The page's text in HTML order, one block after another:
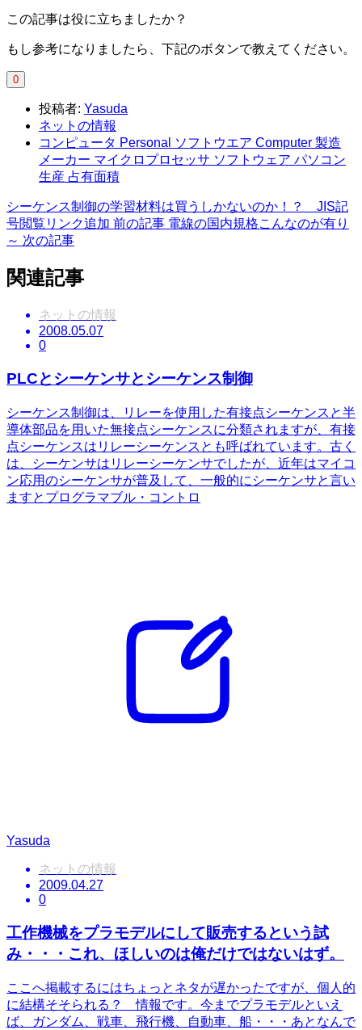
この記事は役に立ちましたか？
もし参考になりましたら、下記のボタンで教えてください。
0
投稿者: Yasuda
ネットの情報
コンピュータ Personal ソフトウエア Computer 製造
メーカー マイクロプロセッサ ソフトウェア パソコン
生産 占有面積
シーケンス制御の学習材料は買うしかないのか！？ JIS記
号閲覧リンク追加 前の記事 電線の国内規格こんなのが有り
～ 次の記事
関連記事
ネットの情報
2008.05.07
0
PLCとシーケンサとシーケンス制御
シーケンス制御は、リレーを使用した有接点シーケンスと半
導体部品を用いた無接点シーケンスに分類されますが、有接
点シーケンスはリレーシーケンスとも呼ばれています。古く
は、シーケンサはリレーシーケンサでしたが、近年はマイコ
ン応用のシーケンサが普及して、一般的にシーケンサと言い
ますとプログラマブル・コントロ
Yasuda
ネットの情報
2009.04.27
0
工作機械をプラモデルにして販売するという試
み・・・これ、ほしいのは俺だけではないはず。
ここへ掲載するにはちょっとネタが遅かったですが、個人的
に結構そそられる？ 情報です。今までプラモデルといえ
ば、ガンダム、戦車、飛行機、自動車、船・・・あとなんで